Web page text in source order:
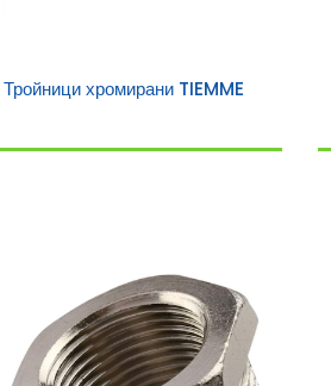
Тройници хромирани TIEMME